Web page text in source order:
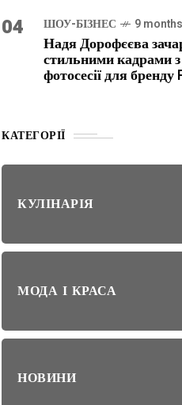
04 ШОУ-БІЗНЕС 9
Надя Дорофєєва
стильними кадрами з
фотосесії для бренду
КАТЕГОРІЇ
КУЛІНАРІЯ
МОДА І КРАСА
НОВИНИ